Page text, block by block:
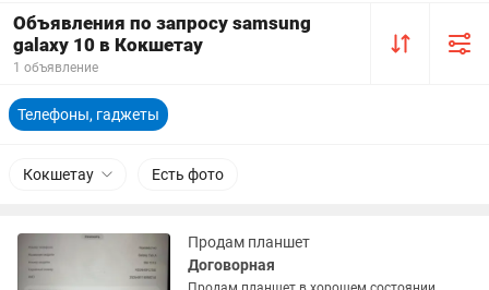
Объявления по запросу samsung
galaxy 10 в Кокшетау
1 объявление
Телефоны, гаджеты
Кокшетау Есть фото
Продам планшет
Договорная